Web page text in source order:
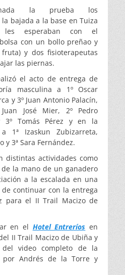
la prueba los
bajada a la base en Tuiza
esperaban con el
con un bollo preñao y
y dos fisioterapeutas
las piernas.
el acto de entrega de
masculina a 1º Oscar
y 3º Juan Antonio Palacín,
José Mier, 2º Pedro
3º Tomás Pérez y en la
1ª Izaskun Zubizarreta,
y 3ª Sara Fernández.
distintas actividades como
la mano de un ganadero
a la escalada en una
de continuar con la entrega
para el II Trail Macizo de
en el Hotel Entreríos en
II Trail Macizo de Ubiña y
video completo de la
por Andrés de la Torre y